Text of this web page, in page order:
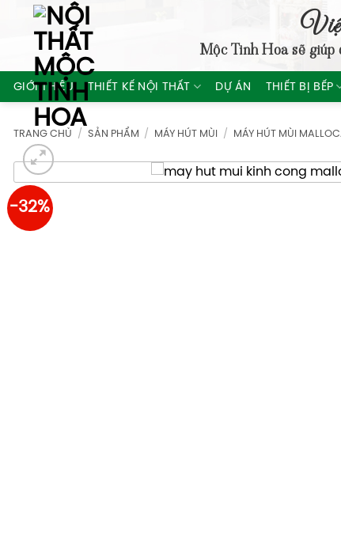
content
Mộc Tinh Hoasẽ giúp
GIỚI THIỆU THIẾT KẾ NỘI THẤT DỰ ÁN THIẾT BỊ BẾP
TRANG CHỦ / SẢN PHẨM / MÁY HÚT MÙI / MÁY HÚT MÙI
-32%